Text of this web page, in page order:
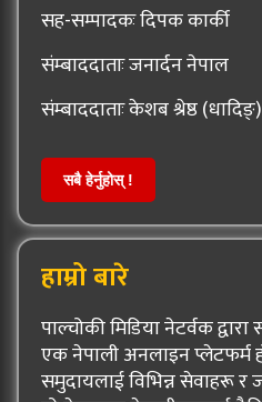
सह-सम्पादकः दिपक कार्की
संम्बाददाताः जनार्दन नेपाल
संम्बाददाताः केशब श्रेष्ठ (धादिङ्)
सबै हेर्नुहोस् !
हाम्रो बारे
पाल्चोकी मिडिया नेटर्वक
एक नेपाली अनलाइन प्लेटफर्म
समुदायलाई विभिन्न सेवाहरू र